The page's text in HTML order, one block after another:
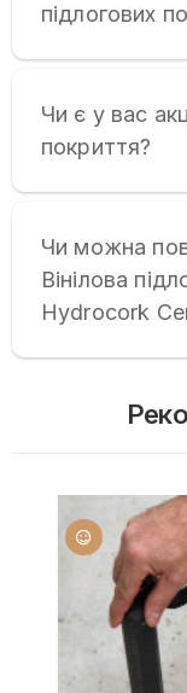
підлогових
Чи є у вас
покриття?
Чи можна
Вінілова
Hydrocork